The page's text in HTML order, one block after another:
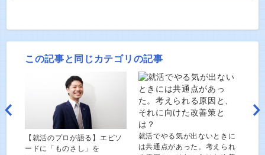
この記事と同じカテゴリの記事
【就活のプロが語る】エピソ
ードに「ものさし」を
就活でやる気が出ないときに
は共通点があった。考えられ